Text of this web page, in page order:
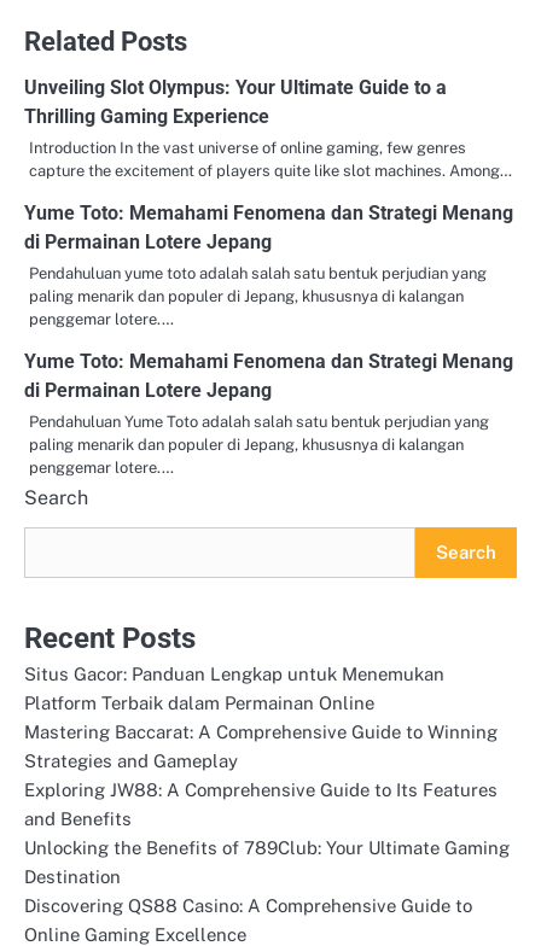
Related Posts
Unveiling Slot Olympus: Your Ultimate Guide to a
Thrilling Gaming Experience
Introduction In the vast universe of online gaming, few genres
capture the excitement of players quite like slot machines. Among…
Yume Toto: Memahami Fenomena dan Strategi Menang
di Permainan Lotere Jepang
Pendahuluan yume toto adalah salah satu bentuk perjudian yang
paling menarik dan populer di Jepang, khususnya di kalangan
penggemar lotere.…
Yume Toto: Memahami Fenomena dan Strategi Menang
di Permainan Lotere Jepang
Pendahuluan Yume Toto adalah salah satu bentuk perjudian yang
paling menarik dan populer di Jepang, khususnya di kalangan
penggemar lotere.…
Search
Search
Recent Posts
Situs Gacor: Panduan Lengkap untuk Menemukan
Platform Terbaik dalam Permainan Online
Mastering Baccarat: A Comprehensive Guide to Winning
Strategies and Gameplay
Exploring JW88: A Comprehensive Guide to Its Features
and Benefits
Unlocking the Benefits of 789Club: Your Ultimate Gaming
Destination
Discovering QS88 Casino: A Comprehensive Guide to
Online Gaming Excellence